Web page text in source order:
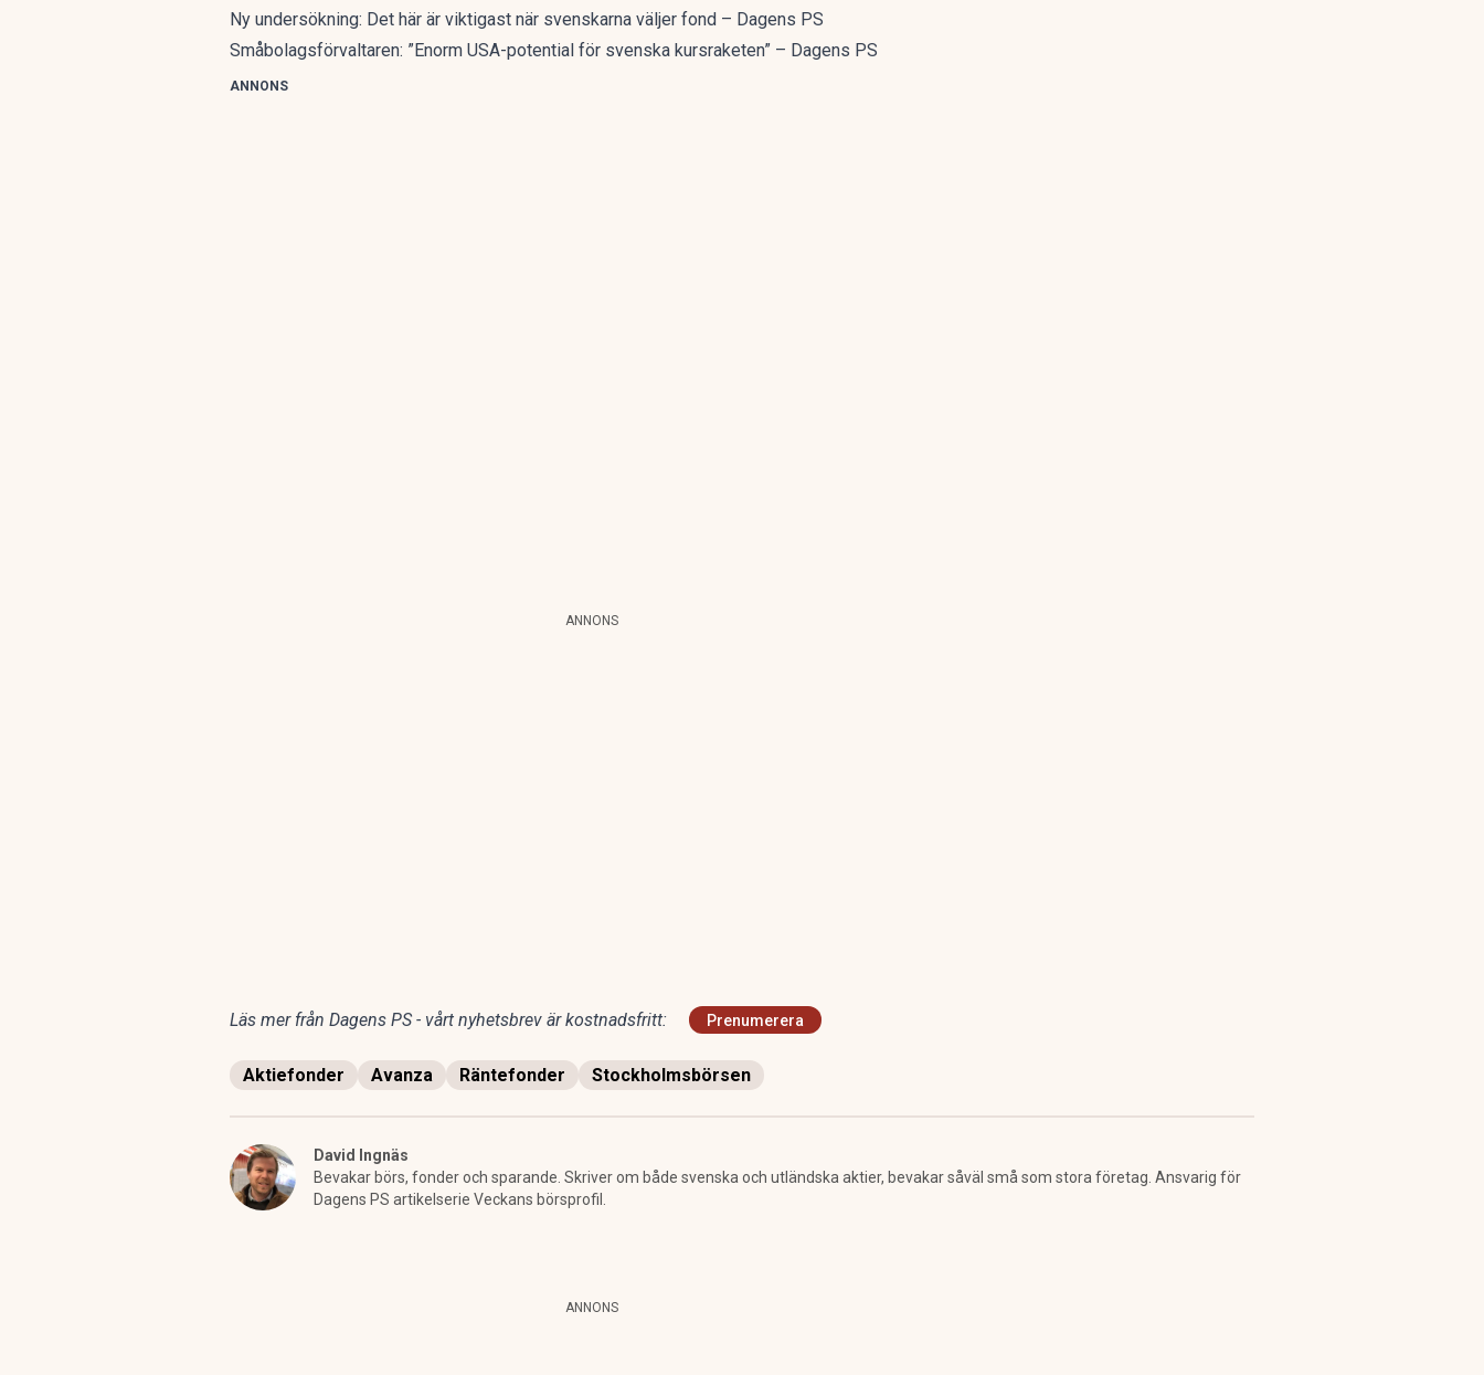
Ny undersökning: Det här är viktigast när svenskarna väljer fond – Dagens PS
Småbolagsförvaltaren: ”Enorm USA-potential för svenska kursraketen” – Dagens PS
ANNONS
ANNONS
Läs mer från Dagens PS - vårt nyhetsbrev är kostnadsfritt: Prenumerera
Aktiefonder Avanza Räntefonder Stockholmsbörsen
David Ingnäs
Bevakar börs, fonder och sparande. Skriver om både svenska och utländska aktier, bevakar såväl små som stora företag. Ansvarig för
Dagens PS artikelserie Veckans börsprofil.
ANNONS